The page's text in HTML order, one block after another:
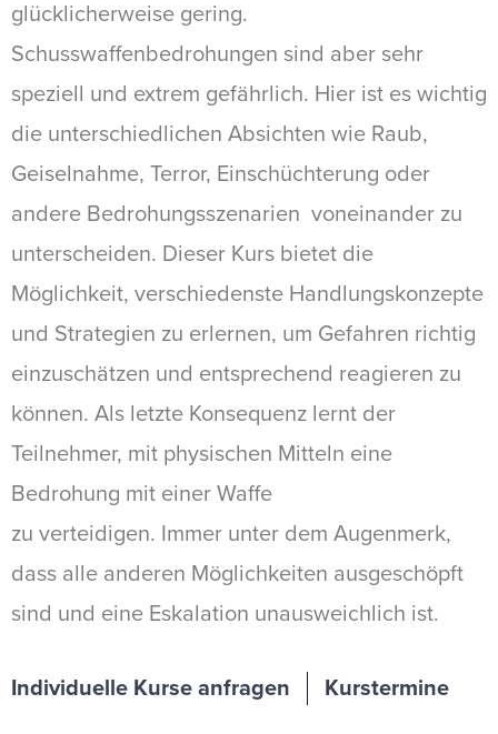
glücklicherweise gering.
Schusswaffenbedrohungen sind aber sehr
speziell und extrem gefährlich. Hier ist es wichtig
die unterschiedlichen Absichten wie Raub,
Geiselnahme, Terror, Einschüchterung oder
andere Bedrohungsszenarien voneinander zu
unterscheiden. Dieser Kurs bietet die
Möglichkeit, verschiedenste Handlungskonzepte
und Strategien zu erlernen, um Gefahren richtig
einzuschätzen und entsprechend reagieren zu
können. Als letzte Konsequenz lernt der
Teilnehmer, mit physischen Mitteln eine
Bedrohung mit einer Waffe
zu verteidigen. Immer unter dem Augenmerk,
dass alle anderen Möglichkeiten ausgeschöpft
sind und eine Eskalation unausweichlich ist.
Individuelle Kurse anfragen Kurstermine